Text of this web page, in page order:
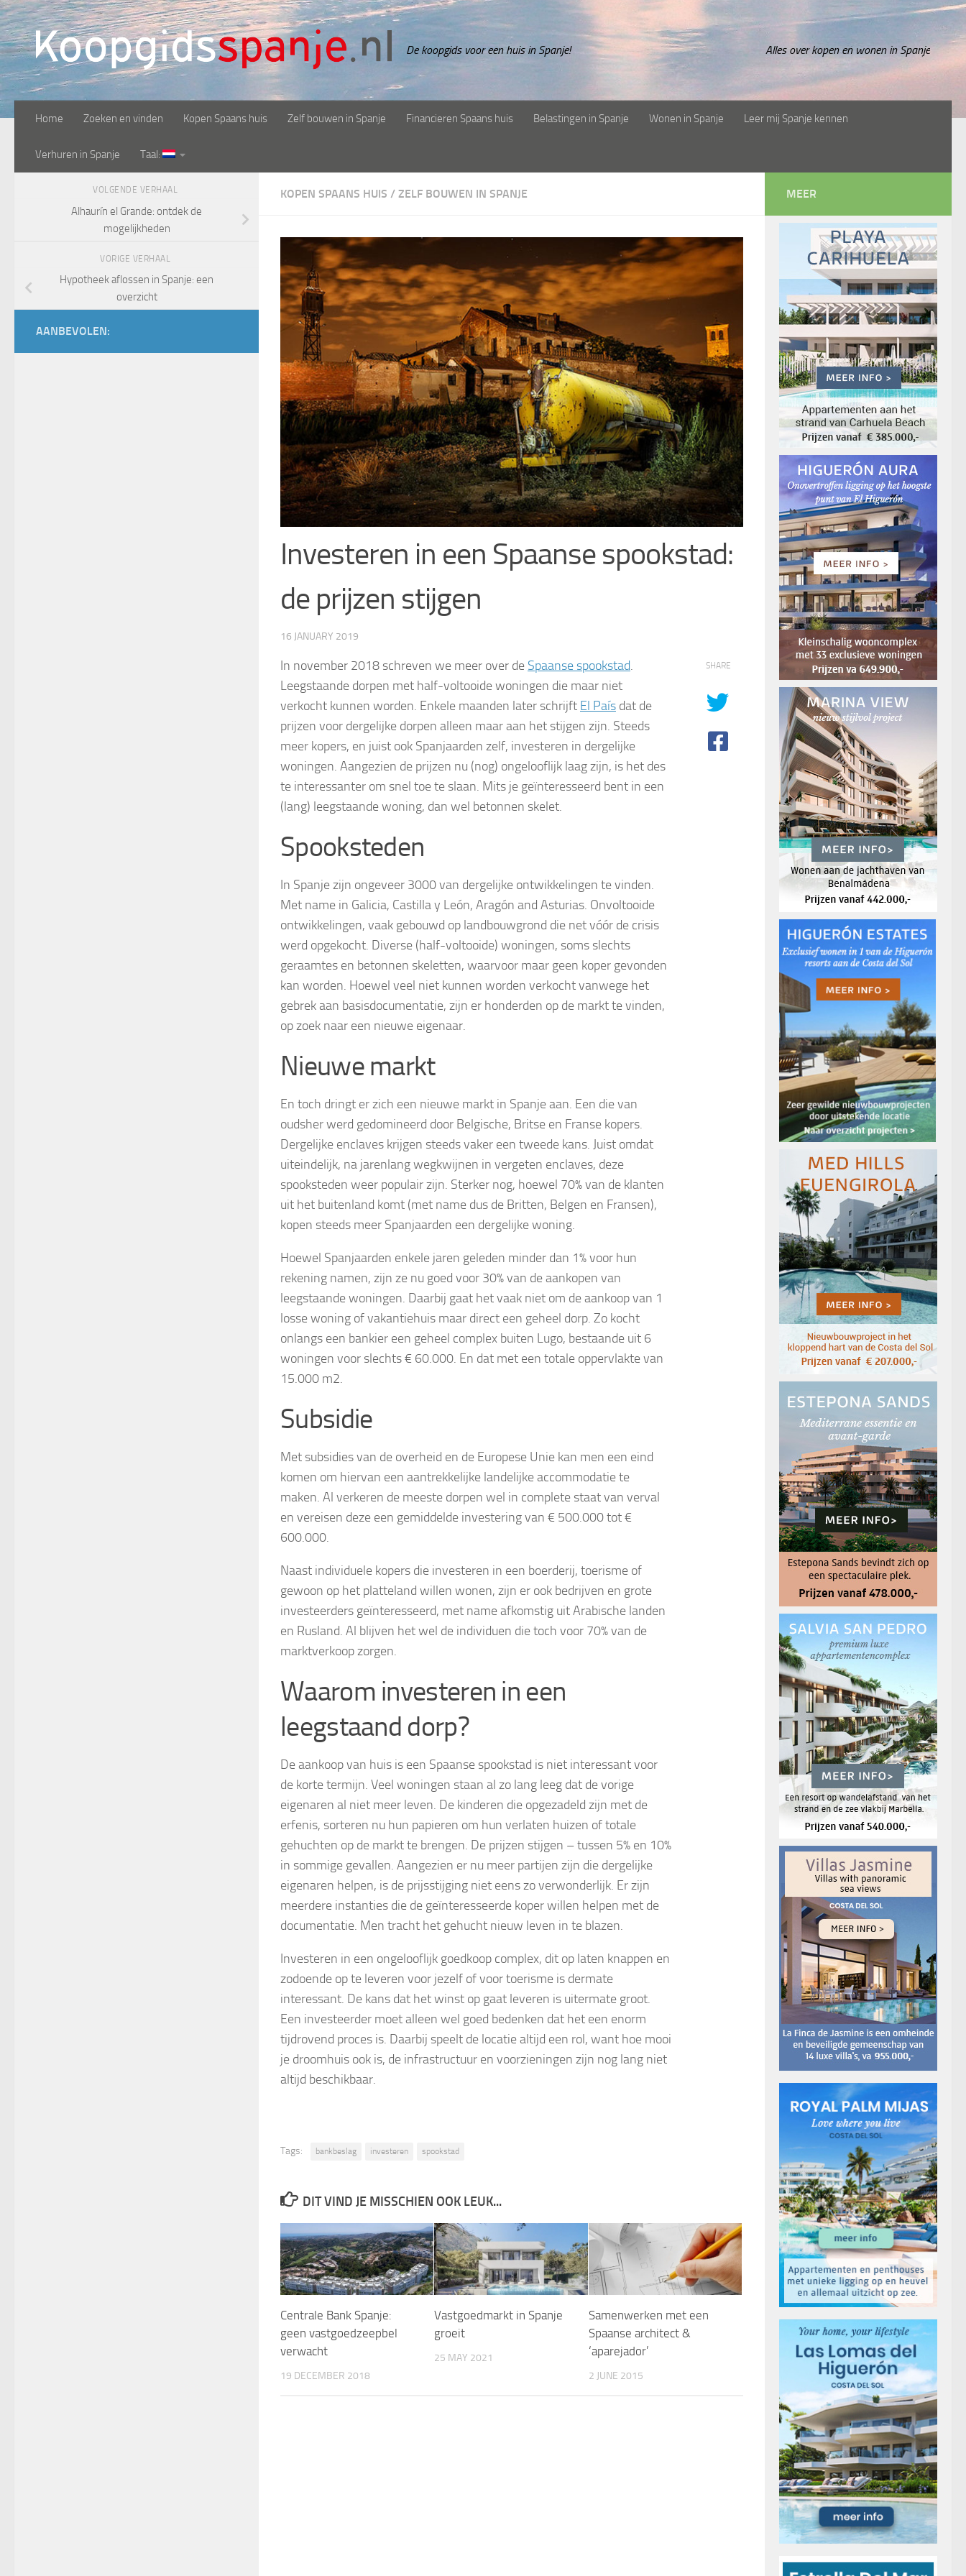
Doorgaan naar inhoud
De koopgids voor een huis in Spanje! Alles over kopen en wonen in Spanje
Home Zoeken en vinden Kopen Spaans huis Zelf bouwen in Spanje Financieren Spaans huis Belastingen in Spanje Wonen in Spanje Leer mij Spanje kennen
Verhuren in Spanje Taal:
KOPEN SPAANS HUIS / ZELF BOUWEN IN SPANJE
Investeren in een Spaanse spookstad:
de prijzen stijgen
16 JANUARY 2019
In november 2018 schreven we meer over de Spaanse spookstad.
Leegstaande dorpen met half-voltooide woningen die maar niet
verkocht kunnen worden. Enkele maanden later schrijft El País dat de
prijzen voor dergelijke dorpen alleen maar aan het stijgen zijn. Steeds
meer kopers, en juist ook Spanjaarden zelf, investeren in dergelijke
woningen. Aangezien de prijzen nu (nog) ongelooflijk laag zijn, is het des
te interessanter om snel toe te slaan. Mits je geïnteresseerd bent in een
(lang) leegstaande woning, dan wel betonnen skelet.
Spooksteden
In Spanje zijn ongeveer 3000 van dergelijke ontwikkelingen te vinden.
Met name in Galicia, Castilla y León, Aragón and Asturias. Onvoltooide
ontwikkelingen, vaak gebouwd op landbouwgrond die net vóór de crisis
werd opgekocht. Diverse (half-voltooide) woningen, soms slechts
geraamtes en betonnen skeletten, waarvoor maar geen koper gevonden
kan worden. Hoewel veel niet kunnen worden verkocht vanwege het
gebrek aan basisdocumentatie, zijn er honderden op de markt te vinden,
op zoek naar een nieuwe eigenaar.
Nieuwe markt
En toch dringt er zich een nieuwe markt in Spanje aan. Een die van
oudsher werd gedomineerd door Belgische, Britse en Franse kopers.
Dergelijke enclaves krijgen steeds vaker een tweede kans. Juist omdat
uiteindelijk, na jarenlang wegkwijnen in vergeten enclaves, deze
spooksteden weer populair zijn. Sterker nog, hoewel 70% van de klanten
uit het buitenland komt (met name dus de Britten, Belgen en Fransen),
kopen steeds meer Spanjaarden een dergelijke woning.
Hoewel Spanjaarden enkele jaren geleden minder dan 1% voor hun
rekening namen, zijn ze nu goed voor 30% van de aankopen van
leegstaande woningen. Daarbij gaat het vaak niet om de aankoop van 1
losse woning of vakantiehuis maar direct een geheel dorp. Zo kocht
onlangs een bankier een geheel complex buiten Lugo, bestaande uit 6
woningen voor slechts € 60.000. En dat met een totale oppervlakte van
15.000 m2.
Subsidie
Met subsidies van de overheid en de Europese Unie kan men een eind
komen om hiervan een aantrekkelijke landelijke accommodatie te
maken. Al verkeren de meeste dorpen wel in complete staat van verval
en vereisen deze een gemiddelde investering van € 500.000 tot €
600.000.
Naast individuele kopers die investeren in een boerderij, toerisme of
gewoon op het platteland willen wonen, zijn er ook bedrijven en grote
investeerders geïnteresseerd, met name afkomstig uit Arabische landen
en Rusland. Al blijven het wel de individuen die toch voor 70% van de
marktverkoop zorgen.
Waarom investeren in een
leegstaand dorp?
De aankoop van huis is een Spaanse spookstad is niet interessant voor
de korte termijn. Veel woningen staan al zo lang leeg dat de vorige
eigenaren al niet meer leven. De kinderen die opgezadeld zijn met de
erfenis, sorteren nu hun papieren om hun verlaten huizen of totale
gehuchten op de markt te brengen. De prijzen stijgen – tussen 5% en 10%
in sommige gevallen. Aangezien er nu meer partijen zijn die dergelijke
eigenaren helpen, is de prijsstijging niet eens zo verwonderlijk. Er zijn
meerdere instanties die de geïnteresseerde koper willen helpen met de
documentatie. Men tracht het gehucht nieuw leven in te blazen.
Investeren in een ongelooflijk goedkoop complex, dit op laten knappen en
zodoende op te leveren voor jezelf of voor toerisme is dermate
interessant. De kans dat het winst op gaat leveren is uitermate groot.
Een investeerder moet alleen wel goed bedenken dat het een enorm
tijdrovend proces is. Daarbij speelt de locatie altijd een rol, want hoe mooi
je droomhuis ook is, de infrastructuur en voorzieningen zijn nog lang niet
altijd beschikbaar.
SHARE
Tags: bankbeslag investeren spookstad
DIT VIND JE MISSCHIEN OOK LEUK...
Centrale Bank Spanje:
geen vastgoedzeepbel
verwacht
19 DECEMBER 2018
Vastgoedmarkt in Spanje
groeit
25 MAY 2021
Samenwerken met een
Spaanse architect &
‘aparejador’
2 JUNE 2015
VOLGENDE VERHAAL
Alhaurín el Grande: ontdek de
mogelijkheden
VORIGE VERHAAL
Hypotheek aflossen in Spanje: een
overzicht
AANBEVOLEN:
MEER